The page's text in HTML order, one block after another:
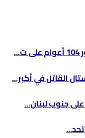
جنوب لبنان...